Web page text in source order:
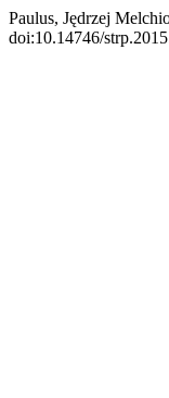
Paulus, Jędrzej
doi:10.14746/